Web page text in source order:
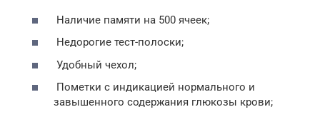
Наличие памяти на 500 ячеек;
Недорогие тест-полоски;
Удобный чехол;
Пометки с индикацией нормального и
завышенного содержания глюкозы крови;